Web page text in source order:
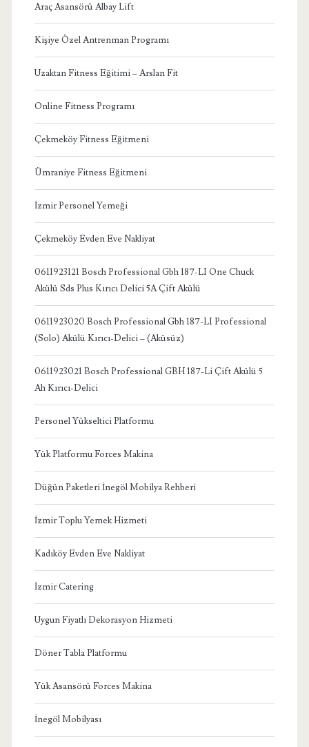
Araç Asansörü Albay Lift
Kişiye Özel Antrenman Programı
Uzaktan Fitness Eğitimi – Arslan Fit
Online Fitness Programı
Çekmeköy Fitness Eğitmeni
Ümraniye Fitness Eğitmeni
İzmir Personel Yemeği
Çekmeköy Evden Eve Nakliyat
0611923121 Bosch Professional Gbh 187-LI One Chuck
Akülü Sds Plus Kırıcı Delici 5A Çift Akülü
0611923020 Bosch Professional Gbh 187-LI Professional
(Solo) Akülü Kırıcı-Delici – (Aküsüz)
0611923021 Bosch Professional GBH 187-Li Çift Akülü 5
Ah Kırıcı-Delici
Personel Yükseltici Platformu
Yük Platformu Forces Makina
Düğün Paketleri İnegöl Mobilya Rehberi
İzmir Toplu Yemek Hizmeti
Kadıköy Evden Eve Nakliyat
İzmir Catering
Uygun Fiyatlı Dekorasyon Hizmeti
Döner Tabla Platformu
Yük Asansörü Forces Makina
İnegöl Mobilyası